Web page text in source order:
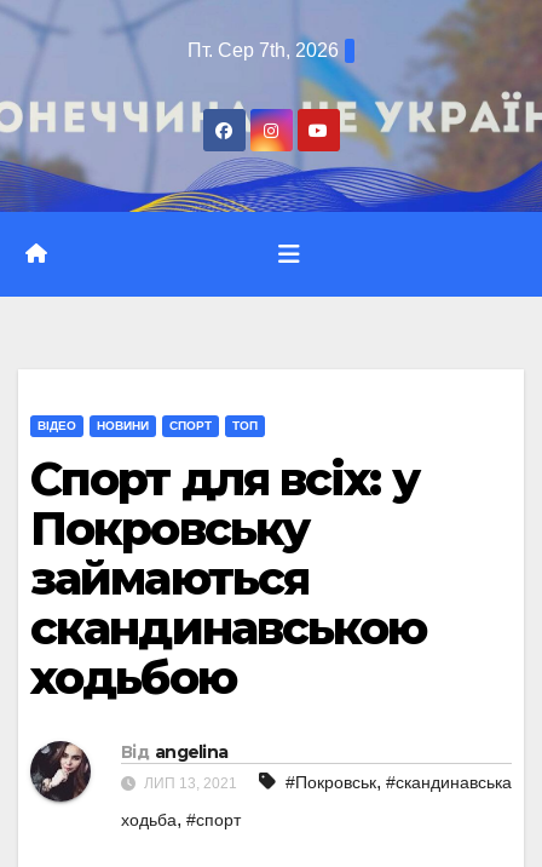
Перейти
Пт. Сер 7th, 2026
ВІДЕО НОВИНИ СПОРТ ТОП
Спорт для всіх: у
Покровську
займаються
скандинавською
ходьбою
Від angelina
ЛИП 13, 2021 #Покровськ, #скандинавська
ходьба, #спорт